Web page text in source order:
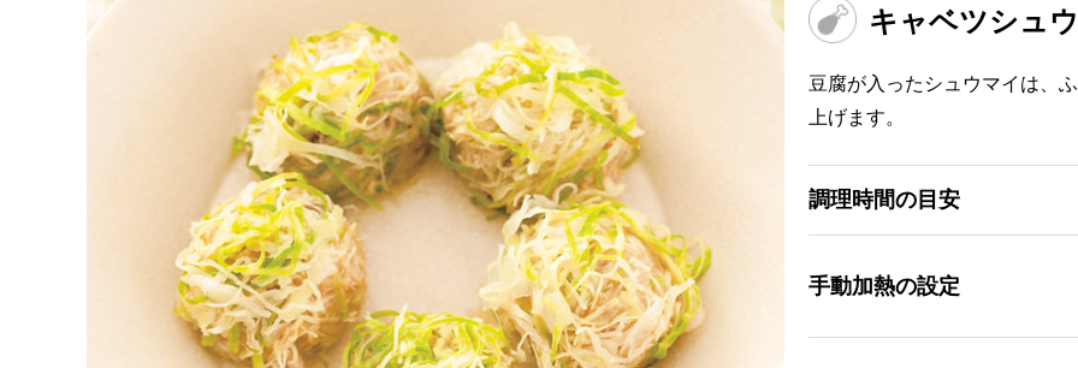
キャベツシュ
豆腐が入ったシュウマイは、
上げます。
調理時間の目安
手動加熱の設定